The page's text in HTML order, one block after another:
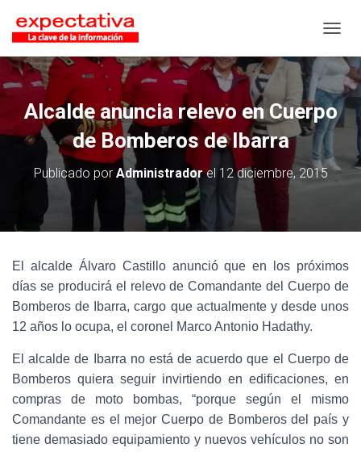
Alcalde anuncia relevo en Cuerpo
de Bomberos de Ibarra
Publicado por Administradorel 12 diciembre, 2015
El alcalde Álvaro Castillo anunció que en los próximos
días se producirá el relevo de Comandante del Cuerpo de
Bomberos de Ibarra, cargo que actualmente y desde unos
12 años lo ocupa, el coronel Marco Antonio Hadathy.
El alcalde de Ibarra no está de acuerdo que el Cuerpo de
Bomberos quiera seguir invirtiendo en edificaciones, en
compras de moto bombas, “porque según el mismo
Comandante es el mejor Cuerpo de Bomberos del país y
tiene demasiado equipamiento y nuevos vehículos no son